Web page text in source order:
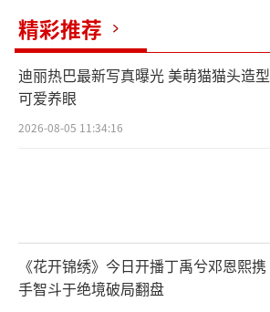
精彩推荐
迪丽热巴最新写真曝光 美萌猫猫头造型
可爱养眼
2026-08-05 11:34:16
《花开锦绣》今日开播丁禹兮邓恩熙携
手智斗于绝境破局翻盘